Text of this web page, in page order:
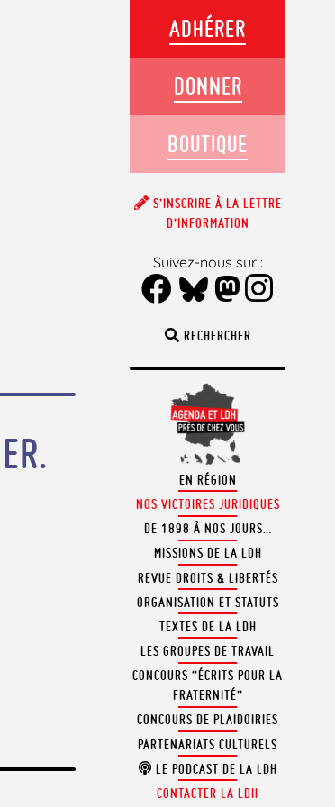
RECHERCHER
EN RÉGION
NOS VICTOIRES JURIDIQUES
DE 1898 À NOS JOURS…
MISSIONS DE LA LDH
REVUE DROITS & LIBERTÉS
ORGANISATION ET STATUTS
TEXTES DE LA LDH
LES GROUPES DE TRAVAIL
CONCOURS “ÉCRITS POUR LA
FRATERNITÉ”
CONCOURS DE PLAIDOIRIES
PARTENARIATS CULTURELS
LE PODCAST DE LA LDH
CONTACTER LA LDH
ADHÉRER
DONNER
BOUTIQUE
S’INSCRIRE À LA LETTRE
D’INFORMATION
Suivez-nous sur :